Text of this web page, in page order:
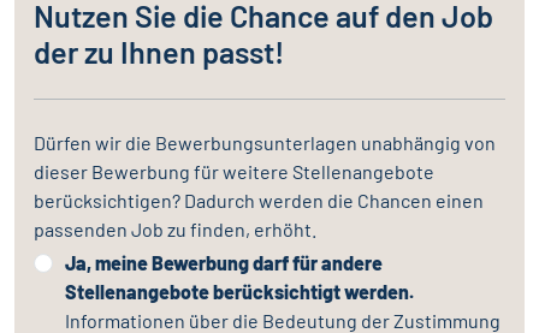
Nutzen Sie die Chance auf den Job
der zu Ihnen passt!
Dürfen wir die Bewerbungsunterlagen unabhängig von
dieser Bewerbung für weitere Stellenangebote
berücksichtigen? Dadurch werden die Chancen einen
passenden Job zu finden, erhöht.
Ja, meine Bewerbung darf für andere
Stellenangebote berücksichtigt werden.
Informationen über die Bedeutung der Zustimmung